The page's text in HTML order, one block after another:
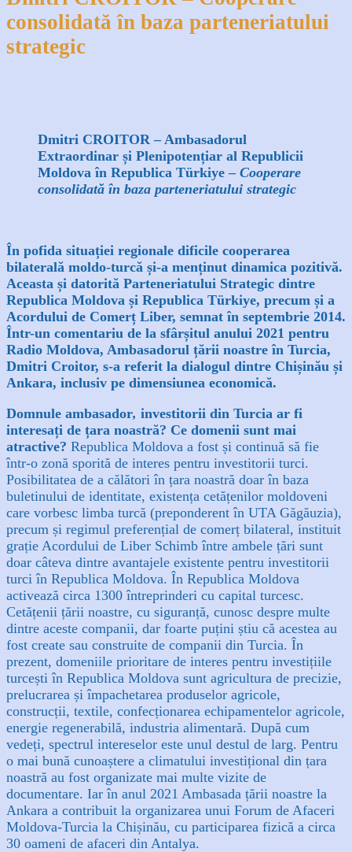
consolidată în baza parteneriatului
strategic
Dmitri CROITOR – Ambasadorul
Extraordinar și Plenipotențiar al Republicii
Moldova în Republica Türkiye – Cooperare
consolidată în baza parteneriatului strategic
În pofida situației regionale dificile cooperarea
bilaterală moldo-turcă și-a menținut dinamica pozitivă.
Aceasta și datorită Parteneriatului Strategic dintre
Republica Moldova și Republica Türkiye, precum și a
Acordului de Comerț Liber, semnat în septembrie 2014.
Într-un comentariu de la sfârșitul anului 2021 pentru
Radio Moldova, Ambasadorul țării noastre în Turcia,
Dmitri Croitor, s-a referit la dialogul dintre Chișinău și
Ankara, inclusiv pe dimensiunea economică.
Domnule ambasador, investitorii din Turcia ar fi
interesați de țara noastră? Ce domenii sunt mai
atractive? Republica Moldova a fost și continuă să fie
într-o zonă sporită de interes pentru investitorii turci.
Posibilitatea de a călători în țara noastră doar în baza
buletinului de identitate, existența cetățenilor moldoveni
care vorbesc limba turcă (preponderent în UTA Găgăuzia),
precum și regimul preferențial de comerț bilateral, instituit
grație Acordului de Liber Schimb între ambele țări sunt
doar câteva dintre avantajele existente pentru investitorii
turci în Republica Moldova. În Republica Moldova
activează circa 1300 întreprinderi cu capital turcesc.
Cetățenii țării noastre, cu siguranță, cunosc despre multe
dintre aceste companii, dar foarte puțini știu că acestea au
fost create sau construite de companii din Turcia. În
prezent, domeniile prioritare de interes pentru investițiile
turcești în Republica Moldova sunt agricultura de precizie,
prelucrarea și împachetarea produselor agricole,
construcții, textile, confecționarea echipamentelor agricole,
energie regenerabilă, industria alimentară. După cum
vedeți, spectrul intereselor este unul destul de larg. Pentru
o mai bună cunoaștere a climatului investițional din țara
noastră au fost organizate mai multe vizite de
documentare. Iar în anul 2021 Ambasada țării noastre la
Ankara a contribuit la organizarea unui Forum de Afaceri
Moldova-Turcia la Chișinău, cu participarea fizică a circa
30 oameni de afaceri din Antalya.